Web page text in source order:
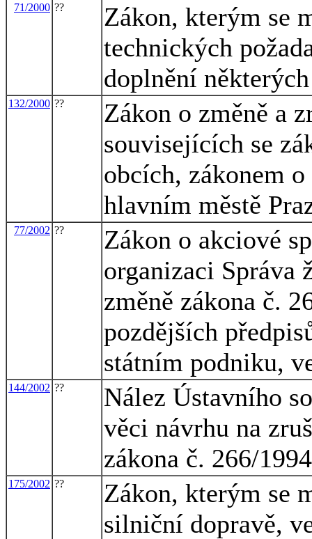
71/2000 ??
Zákon, kterým se
technických
doplnění
132/2000 ??
Zákon o změně a
souvisejících se
obcích, zákonem
hlavním městě
77/2002 ??
Zákon o akciové
organizaci Správa
změně zákona č.
pozdějších
státním podniku,
144/2002 ??
Nález Ústavního
věci návrhu na
zákona č. 266/
175/2002 ??
Zákon, kterým se
silniční dopravě,